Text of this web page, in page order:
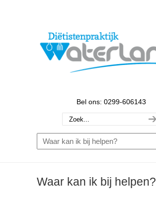
Bel ons: 0299-606143
Waar kan ik bij helpen?